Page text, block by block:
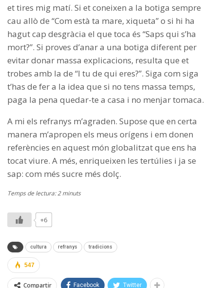
et tires mig matí. Si et coneixen a la botiga sempre
cau allò de “Com està ta mare, xiqueta” o si hi ha
hagut cap desgràcia el que toca és “Saps qui s’ha
mort?”. Si proves d’anar a una botiga diferent per
evitar donar massa explicacions, resulta que et
trobes amb la de “I tu de qui eres?”. Siga com siga
t’has de fer a la idea que si no tens massa temps,
paga la pena quedar-te a casa i no menjar tomaca.
A mi els refranys m’agraden. Supose que en certa
manera m’apropen els meus orígens i em donen
referències en aquest món globalitzat que ens ha
tocat viure. A més, enriqueixen les tertúlies i ja se
sap: com més sucre més dolç.
Temps de lectura: 2 minuts
+6
cultura refranys tradicions
547
Compartir Facebook Twitter